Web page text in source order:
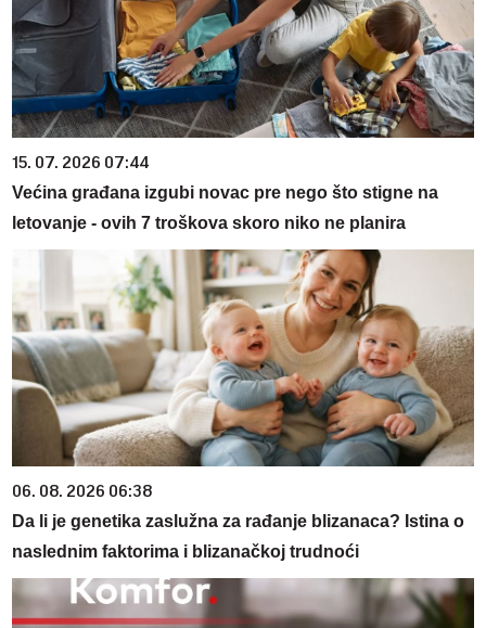
15. 07. 2026 07:44
Većina građana izgubi novac pre nego što stigne na
letovanje - ovih 7 troškova skoro niko ne planira
06. 08. 2026 06:38
Da li je genetika zaslužna za rađanje blizanaca? Istina o
naslednim faktorima i blizanačkoj trudnoći